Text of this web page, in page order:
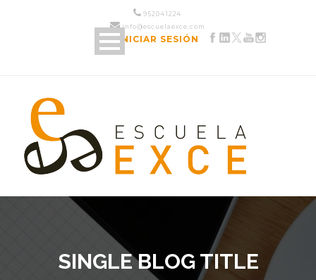
952 04 12 24
info@escuelaexce.com
INICIAR SESIÓN
SINGLE BLOG TITLE